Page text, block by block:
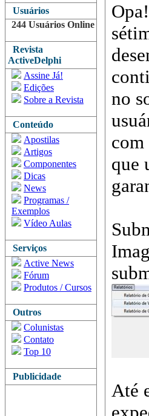
Usuários
244 Usuários Online
Revista
ActiveDelphi
Assine Já!
Edições
Sobre a Revista
Conteúdo
Apostilas
Artigos
Componentes
Dicas
News
Programas /
Exemplos
Vídeo Aulas
Serviços
Active News
Fórum
Produtos / Cursos
Outros
Colunistas
Contato
Top 10
Publicidade
no
com
que
Até